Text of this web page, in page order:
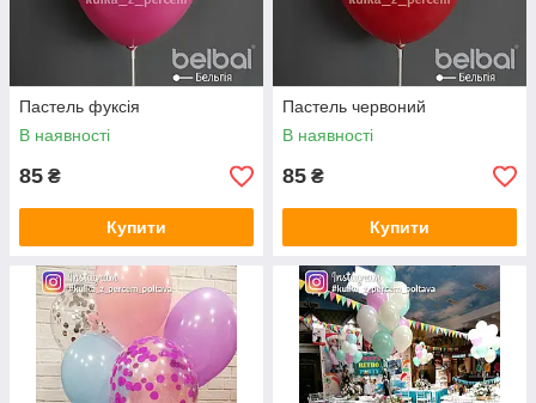
Пастель фуксія
В наявності
85 ₴
Купити
Пастель червоний
В наявності
85 ₴
Купити